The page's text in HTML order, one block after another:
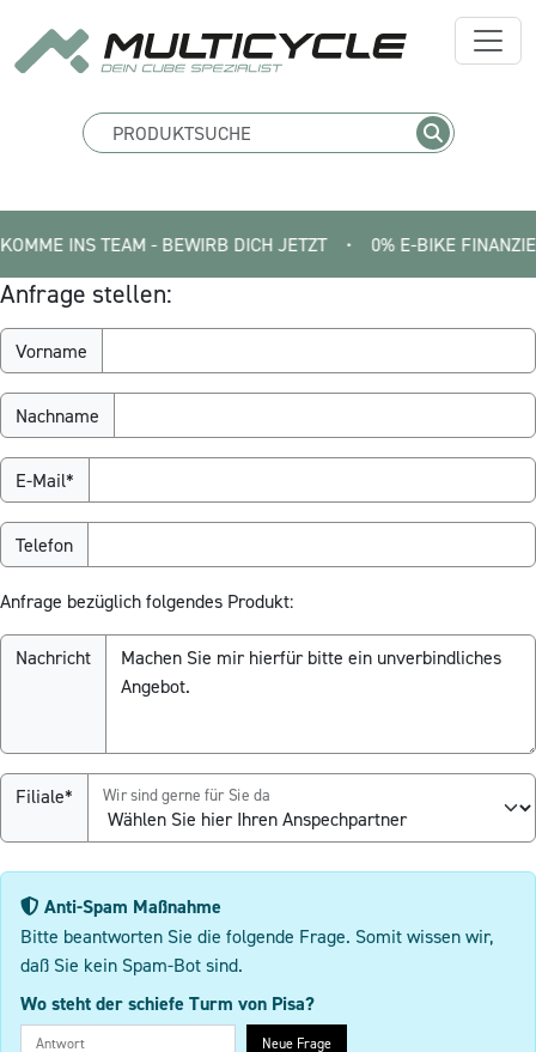
INS TEAM - BEWIRB DICH JETZT • 0% E-BIKE
Anfrage stellen:
Vorname
Nachname
E-Mail*
Telefon
Anfrage bezüglich folgendes Produkt:
Nachricht
Filiale* Wir sind gerne für Sie da
Anti-Spam Maßnahme
Bitte beantworten Sie die folgende Frage. Somit wissen wir,
daß Sie kein Spam-Bot sind.
Wo steht der schiefe Turm von Pisa?
Neue Frage